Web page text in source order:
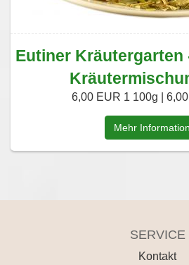
Eutiner Kräutergarten
6,00 EUR 1 100g |
Mehr
SERVICE
Kontakt